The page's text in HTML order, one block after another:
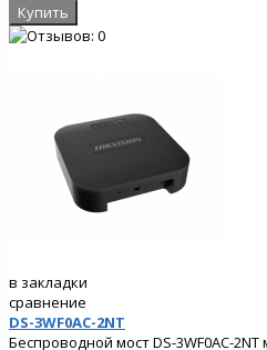
в закладки
сравнение
DS-3WF0AC-2NT
Беспроводной мост DS-3WF0AC-